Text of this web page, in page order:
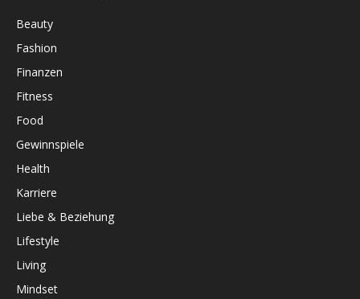
Beauty
Fashion
Finanzen
Fitness
Food
Gewinnspiele
Health
Karriere
Liebe & Beziehung
Lifestyle
Living
Mindset